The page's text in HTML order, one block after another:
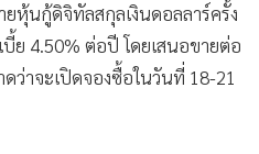
หุ้นกู้ดิจิทัลสกุลเงินดอลลาร์ครั้ง
ย 4.50% ต่อปี โดยเสนอขายต่อ
ว่าจะเปิดจองซื้อในวันที่ 18-21